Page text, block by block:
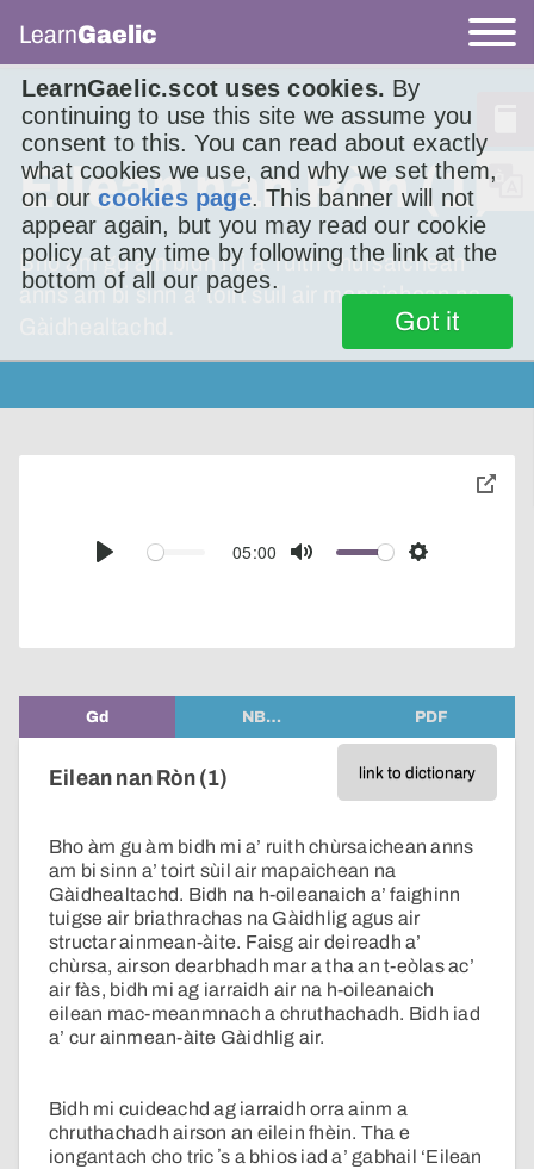
LearnGaelic.scot uses cookies. By
continuing to use this site we assume you
consent to this. You can read about exactly
what cookies we use, and why we set them,
on ourcookies page. This banner will not
appear again, but you may read our cookie
policy at any time by following the link at the
bottom of all our pages.
Got it
LearnGaelic
Eilean nan Ròn (1)
Bho àm gu àm bidh mi a’ ruith chùrsaichean
anns am bi sinn a’ toirt sùil air mapaichean na
Play
05:00
Mute Settings
toggle
Gd NB… PDF
link to dictionary
Eilean nan Ròn (1)
Bho àm gu àm bidh mi a’ ruith chùrsaichean anns
am bi sinn a’ toirt sùil air mapaichean na
Gàidhealtachd. Bidh na h-oileanaich a’ faighinn
tuigse air briathrachas na Gàidhlig agus air
structar ainmean-àite. Faisg air deireadh a’
chùrsa, airson dearbhadh mar a tha an t-eòlas ac’
air fàs, bidh mi ag iarraidh air na h-oileanaich
eilean mac-meanmnach a chruthachadh. Bidh iad
a’ cur ainmean-àite Gàidhlig air.
Bidh mi cuideachd ag iarraidh orra ainm a
chruthachadh airson an eilein fhèin. Tha e
iongantach cho tric ʼs a bhios iad a’ gabhail ‘Eilean